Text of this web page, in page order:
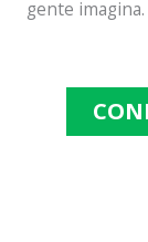
gente imagina.